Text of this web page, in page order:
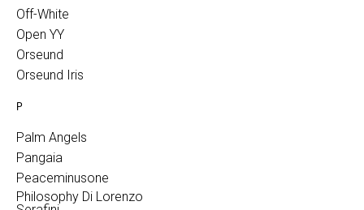
Off-White
Open YY
Orseund
Orseund Iris
P
Palm Angels
Pangaia
Peaceminusone
Philosophy Di Lorenzo